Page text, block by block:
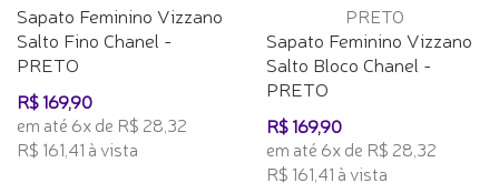
Sapato Feminino Vizzano
Salto Fino Chanel -
PRETO
R$ 169,90
em até 6x de R$ 28,32
R$ 161,41 à vista
Sapato Feminino Vizzano
Salto Bloco Chanel -
PRETO
R$ 169,90
em até 6x de R$ 28,32
R$ 161,41 à vista